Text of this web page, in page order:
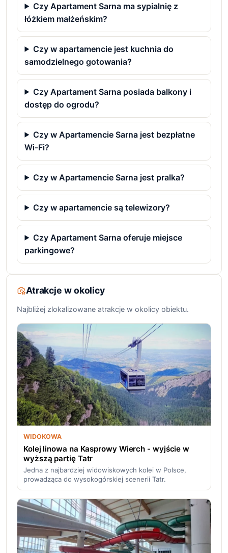
Czy Apartament Sarna ma sypialnię z
łóżkiem małżeńskim?
Czy w apartamencie jest kuchnia do
samodzielnego gotowania?
Czy Apartament Sarna posiada balkony i
dostęp do ogrodu?
Czy w Apartamencie Sarna jest bezpłatne
Wi‑Fi?
Czy w Apartamencie Sarna jest pralka?
Czy w apartamencie są telewizory?
Czy Apartament Sarna oferuje miejsce
parkingowe?
Atrakcje w okolicy
Najbliżej zlokalizowane atrakcje w okolicy obiektu.
WIDOKOWA
Kolej linowa na Kasprowy Wierch - wyjście w
wyższą partię Tatr
Jedna z najbardziej widowiskowych kolei w Polsce,
prowadząca do wysokogórskiej scenerii Tatr.